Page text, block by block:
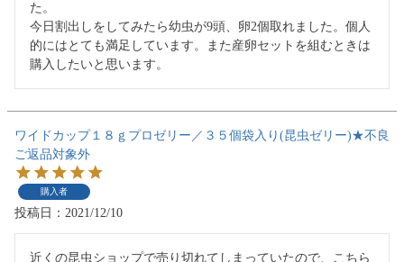
た。
今日割出しをしてみたら幼虫が9頭、卵2個取れました。個人
的にはとても満足しています。また産卵セットを組むときは
購入したいと思います。
ワイドカップ１８ｇプロゼリー／３５個袋入り(昆虫ゼリー)★不良
ご返品対象外
購入者
投稿日 2021/12/10
近くの昆虫ショップで売り切れてしまっていたので、こちら